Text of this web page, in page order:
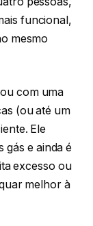
funcional,
mesmo
com uma
(ou até um
Ele
gás e ainda é
excesso ou
melhor à